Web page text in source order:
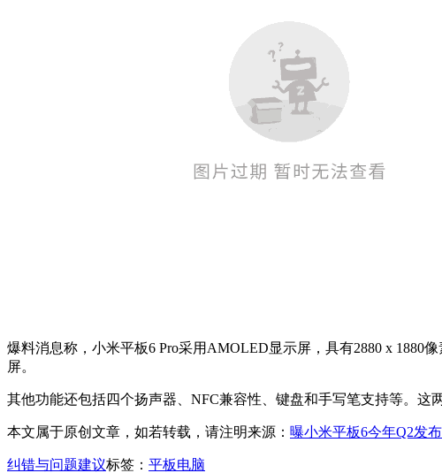
爆料消息称，小米平板6 Pro采用AMOLED显示屏，具有2880 x 1880
屏。
其他功能还包括四个扬声器、NFC兼容性、键盘和手写笔支持等。 这
本文属于原创文章，如若转载，请注明来源： 曝小米平板6今年Q2发
纠错与问题建议标签： 平板电脑